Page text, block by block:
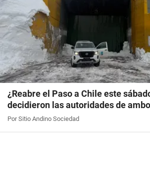
¿Reabre el Paso a Chile este
decidieron las autoridades de
Por Sitio Andino Sociedad